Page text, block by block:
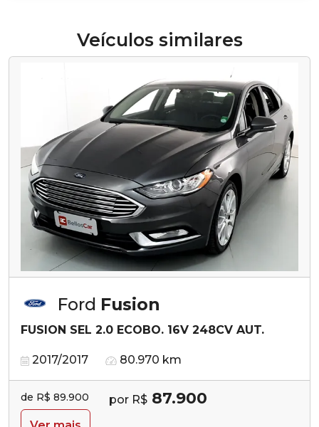
Veículos similares
Ford Fusion
FUSION SEL 2.0 ECOBO. 16V 248CV AUT.
2017/2017 80.970 km
de R$ 89.900 por R$ 87.900